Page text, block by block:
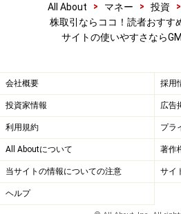
All About > マネー > 投資 >
株取引ならココ！読者おすす
サイトの使いやすさなら
会社概要 採用
投資家情報 広告
利用規約 プラ
All Aboutについて 著作
当サイトの情報についての注意 サイ
ヘルプ